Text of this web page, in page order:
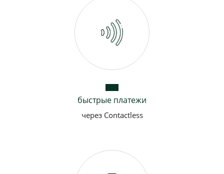
быстрые платежи
через Contactless